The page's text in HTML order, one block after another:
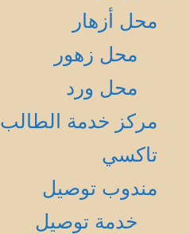
محل أزهار
محل زهور
محل ورد
مركز خدمة الطالب
تاكسي
مندوب توصيل
خدمة توصيل